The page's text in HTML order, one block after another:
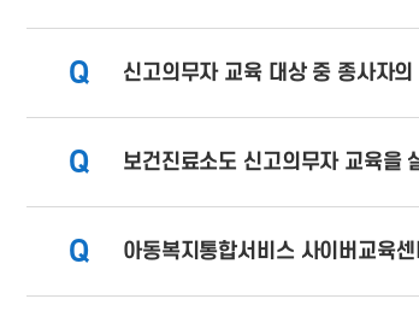
Q 신고의무자 교육 대상 중 종사자
Q 보건진료소도 신고의무자 교육을
Q 아동복지통합서비스 사이버교육